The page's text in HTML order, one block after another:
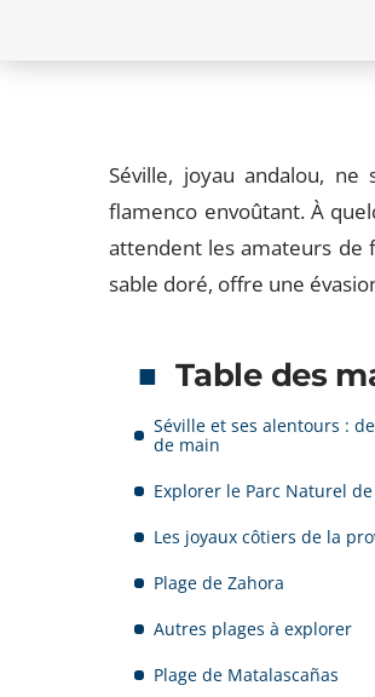
Séville, joyau andalou,
flamenco envoûtant. À
attendent les amateurs de
sable doré, offre une
Table des
Séville et ses alentours :
de main
Explorer le Parc Naturel
Les joyaux côtiers de la
Plage de Zahora
Autres plages à explorer
Plage de Matalascañas